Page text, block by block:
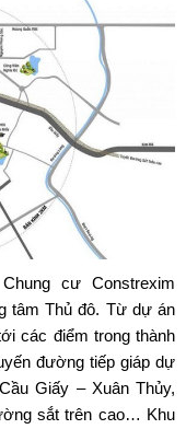
Chung cư Constrexim
tâm Thủ đô. Từ dự án
các điểm trong thành
đường tiếp giáp dự
Giấy – Xuân Thủy,
sắt trên cao… Khu